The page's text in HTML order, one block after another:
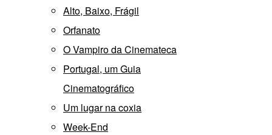
Alto, Baixo, Frágil
Orfanato
O Vampiro da Cinemateca
Portugal, um Guia
Cinematográfico
Um lugar na coxia
Week-End